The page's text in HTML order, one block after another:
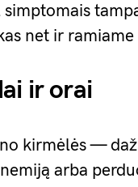
net ir ramiame
ir orai
kirmėlės —
arba